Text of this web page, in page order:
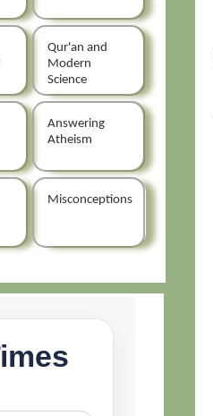
Qur'an and
Modern
Science
Answering
Atheism
Misconceptions